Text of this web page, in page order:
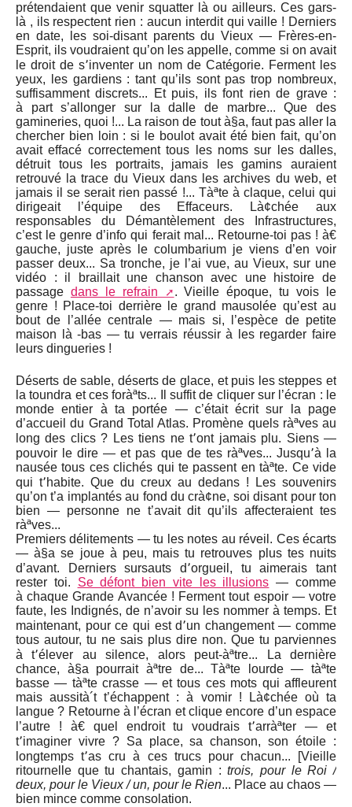
prétendaient que venir squatter là ou ailleurs. Ces gars-
là , ils respectent rien : aucun interdit qui vaille ! Derniers
en date, les soi-disant parents du Vieux — Frères-en-
Esprit, ils voudraient qu’on les appelle, comme si on avait
le droit de s՚inventer un nom de Catégorie. Ferment les
yeux, les gardiens : tant qu’ils sont pas trop nombreux,
suffisamment discrets... Et puis, ils font rien de grave :
à part s’allonger sur la dalle de marbre... Que des
gamineries, quoi !... La raison de tout à§a, faut pas aller la
chercher bien loin : si le boulot avait été bien fait, qu’on
avait effacé correctement tous les noms sur les dalles,
détruit tous les portraits, jamais les gamins auraient
retrouvé la trace du Vieux dans les archives du web, et
jamais il se serait rien passé !... Tàªte à claque, celui qui
dirigeait l’équipe des Effaceurs. Là¢chée aux
responsables du Démantèlement des Infrastructures,
c’est le genre d’info qui ferait mal... Retourne-toi pas ! à€
gauche, juste après le columbarium je viens d’en voir
passer deux... Sa tronche, je l’ai vue, au Vieux, sur une
vidéo : il braillait une chanson avec une histoire de
passage dans le refrain
. Vieille époque, tu vois le
genre ! Place-toi derrière le grand mausolée qu’est au
bout de l’allée centrale — mais si, l’espèce de petite
maison là -bas — tu verrais réussir à les regarder faire
leurs dingueries !
Déserts de sable, déserts de glace, et puis les steppes et
la toundra et ces foràªts... Il suffit de cliquer sur l’écran : le
monde entier à ta portée — c’était écrit sur la page
d’accueil du Grand Total Atlas. Promène quels ràªves au
long des clics ? Les tiens ne t՚ont jamais plu. Siens —
pouvoir le dire — et pas que de tes ràªves... Jusqu՚à la
nausée tous ces clichés qui te passent en tàªte. Ce vide
qui t՚habite. Que du creux au dedans ! Les souvenirs
qu’on t’a implantés au fond du crà¢ne, soi disant pour ton
bien — personne ne t’avait dit qu’ils affecteraient tes
ràªves...
Premiers délitements — tu les notes au réveil. Ces écarts
— à§a se joue à peu, mais tu retrouves plus tes nuits
d’avant. Derniers sursauts d՚orgueil, tu aimerais tant
rester toi. Se défont bien vite les illusions — comme
à chaque Grande Avancée ! Ferment tout espoir — votre
faute, les Indignés, de n’avoir su les nommer à temps. Et
maintenant, pour ce qui est d՚un changement — comme
tous autour, tu ne sais plus dire non. Que tu parviennes
à t՚élever au silence, alors peut-àªtre... La dernière
chance, à§a pourrait àªtre de... Tàªte lourde — tàªte
basse — tàªte crasse — et tous ces mots qui affleurent
mais aussità´t t’échappent : à vomir ! Là¢chée où ta
langue ? Retourne à l’écran et clique encore d’un espace
l’autre ! à€ quel endroit tu voudrais t՚arràªter — et
t՚imaginer vivre ? Sa place, sa chanson, son étoile :
longtemps t՚as cru à ces trucs pour chacun... [Vieille
ritournelle que tu chantais, gamin :trois, pour le Roi /
deux, pour le Vieux / un, pour le Rien... Place au chaos —
bien mince comme consolation.